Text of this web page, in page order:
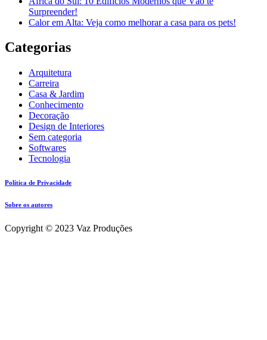
Surpreender!
Calor em Alta: Veja como melhorar a casa para os pets!
Categorias
Arquitetura
Carreira
Casa & Jardim
Conhecimento
Decoração
Design de Interiores
Sem categoria
Softwares
Tecnologia
Política de Privacidade
Sobre os autores
Copyright © 2023 Vaz Produções